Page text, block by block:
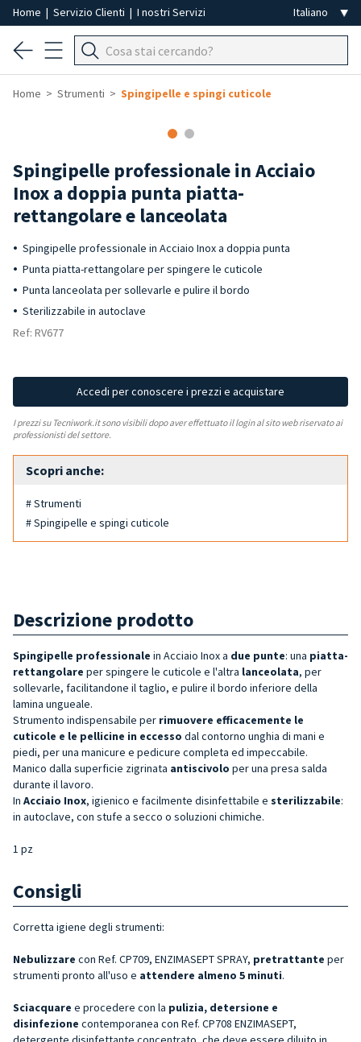
Home | Servizio Clienti | I nostri Servizi
Home Strumenti Spingipelle e spingi cuticole
Spingipelle professionale in Acciaio
Inox a doppia punta piatta-
rettangolare e lanceolata
Spingipelle professionale in Acciaio Inox a doppia punta
Punta piatta-rettangolare per spingere le cuticole
Punta lanceolata per sollevarle e pulire il bordo
Sterilizzabile in autoclave
Ref: RV677
Accedi per conoscere i prezzi e acquistare
I prezzi su Tecniwork.it sono visibili dopo aver effettuato il login al sito web riservato ai
professionisti del settore.
Scopri anche:
# Strumenti
# Spingipelle e spingi cuticole
Descrizione prodotto
Spingipelle professionale in Acciaio Inox a due punte: una piatta-
rettangolare per spingere le cuticole e l'altra lanceolata, per
sollevarle, facilitandone il taglio, e pulire il bordo inferiore della
lamina ungueale.
Strumento indispensabile per rimuovere efficacemente le
cuticole e le pellicine in eccesso dal contorno unghia di mani e
piedi, per una manicure e pedicure completa ed impeccabile.
Manico dalla superficie zigrinata antiscivolo per una presa salda
durante il lavoro.
In Acciaio Inox, igienico e facilmente disinfettabile e sterilizzabile:
in autoclave, con stufe a secco o soluzioni chimiche.
1 pz
Consigli
Corretta igiene degli strumenti:
Nebulizzare con Ref. CP709, ENZIMASEPT SPRAY, pretrattante per
strumenti pronto all'uso e attendere almeno 5 minuti.
Sciacquare e procedere con la pulizia, detersione e
disinfezione contemporanea con Ref. CP708 ENZIMASEPT,